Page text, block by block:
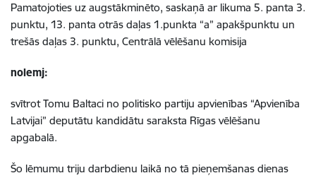
Pamatojoties uz augstākminēto, saskaņā ar likuma 5. panta 3.
punktu, 13. panta otrās daļas 1.punkta “a” apakšpunktu un
trešās daļas 3. punktu, Centrālā vēlēšanu komisija
nolemj:
svītrot Tomu Baltaci no politisko partiju apvienības “Apvienība
Latvijai” deputātu kandidātu saraksta Rīgas vēlēšanu
apgabalā.
Šo lēmumu triju darbdienu laikā no tā pieņemšanas dienas